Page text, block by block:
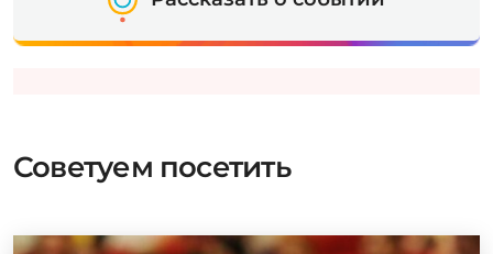
Советуем посетить